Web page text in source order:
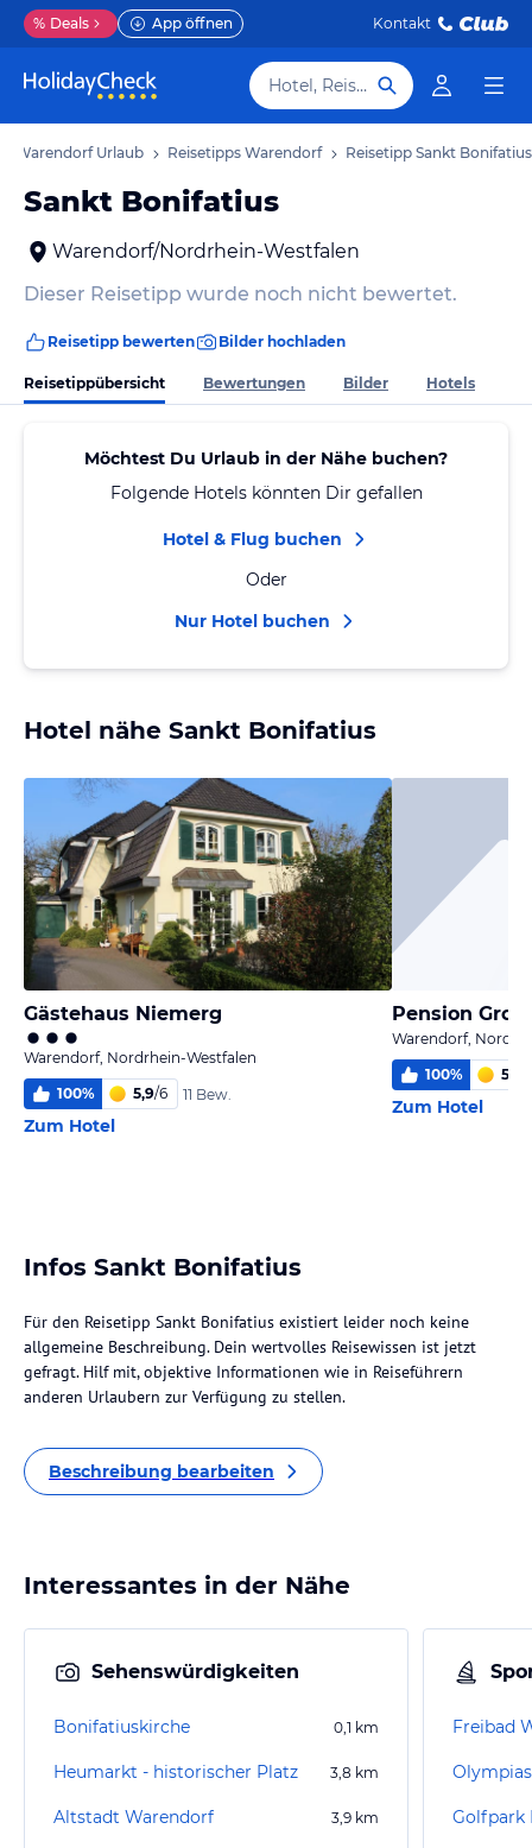
% Deals App öffnen Kontakt
Hotel, Reiseziel
Warendorf Urlaub Reisetipps Warendorf Reisetipp Sankt Bonifatius
Sankt Bonifatius
Warendorf/Nordrhein-Westfalen
Dieser Reisetipp wurde noch nicht bewertet.
Reisetipp bewerten Bilder hochladen
Reisetippübersicht Bewertungen Bilder Hotels
Möchtest Du Urlaub in der Nähe buchen?
Folgende Hotels könnten Dir gefallen
Hotel & Flug buchen
Oder
Nur Hotel buchen
Hotel nähe Sankt Bonifatius
Gästehaus Niemerg
Warendorf, Nordrhein-Westfalen
100% 5,9/6 11 Bew.
Zum Hotel
Pension Groll
Warendorf,
100% 5,8
Zum Hotel
Infos Sankt Bonifatius
Für den Reisetipp Sankt Bonifatius existiert leider noch keine
allgemeine Beschreibung. Dein wertvolles Reisewissen ist jetzt
gefragt. Hilf mit, objektive Informationen wie in Reiseführern
anderen Urlaubern zur Verfügung zu stellen.
Beschreibung bearbeiten
Interessantes in der Nähe
Sehenswürdigkeiten
Bonifatiuskirche 0,1 km
Heumarkt - historischer Platz 3,8 km
Altstadt Warendorf 3,9 km
Freibad
Golfpark